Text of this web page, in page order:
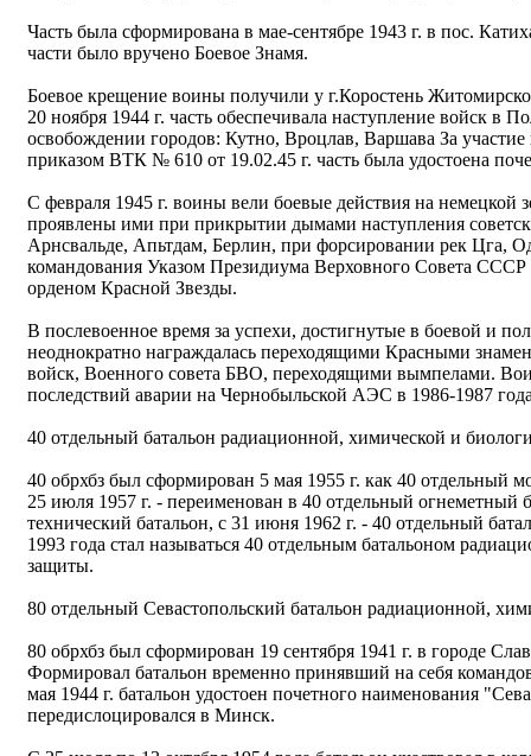
Часть была сформирована в мае-сентябре 1943 г. в пос.
части было вручено Боевое Знамя.
Боевое крещение воины получили у г.Коростень
20 ноября 1944 г. часть обеспечивала наступление войск в
освобождении городов: Кутно, Вроцлав, Варшава За
приказом ВТК № 610 от 19.02.45 г. часть была удостоена
С февраля 1945 г. воины вели боевые действия на немецкой
проявлены ими при прикрытии дымами наступления
Арнсвальде, Апьтдам, Берлин, при форсировании рек Цга,
командования Указом Президиума Верховного Совета СССР
орденом Красной Звезды.
В послевоенное время за успехи, достигнутые в боевой и
неоднократно награждалась переходящими Красными
войск, Военного совета БВО, переходящими вымпелами.
последствий аварии на Чернобыльской АЭС в 1986-1987
40 отдельный батальон радиационной, химической и
40 обрхбз был сформирован 5 мая 1955 г. как 40 отдельный
25 июля 1957 г. - переименован в 40 отдельный огнеметный
технический батальон, с 31 июня 1962 г. - 40 отдельный
1993 года стал называться 40 отдельным батальоном
защиты.
80 отдельный Севастопольский батальон радиационной,
80 обрхбз был сформирован 19 сентября 1941 г. в городе
Формировал батальон временно принявший на себя
мая 1944 г. батальон удостоен почетного наименования
передислоцировался в Минск.